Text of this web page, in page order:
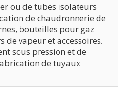
ou de tubes isolateurs
de chaudronnerie de
bouteilles pour gaz
de vapeur et accessoires,
sous pression et de
de tuyaux